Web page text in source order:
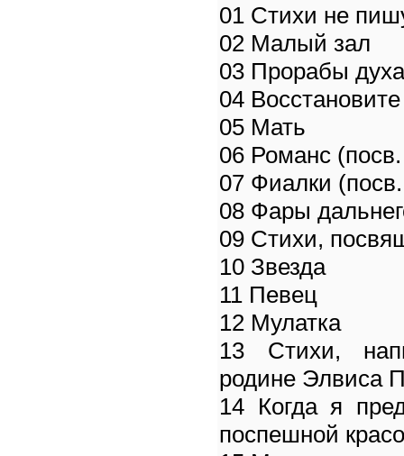
01 Стихи не
02 Малый зал
03 Прорабы духа
04
05 Мать
06 Романс
07 Фиалки
08 Фары
09 Стихи,
10 Звезда
11 Певец
12 Мулатка
13 Стихи,
родине Элвиса
14 Когда я
поспешной